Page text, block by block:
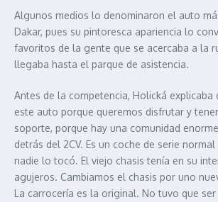
Algunos medios lo denominaron el auto
Dakar, pues su pintoresca apariencia lo
favoritos de la gente que se acercaba a la
llegaba hasta el parque de asistencia.
Antes de la competencia, Holická explicaba
este auto porque queremos disfrutar y
soporte, porque hay una comunidad
detrás del 2CV. Es un coche de serie
nadie lo tocó. El viejo chasis tenía en su
agujeros. Cambiamos el chasis por uno
La carrocería es la original. No tuvo que